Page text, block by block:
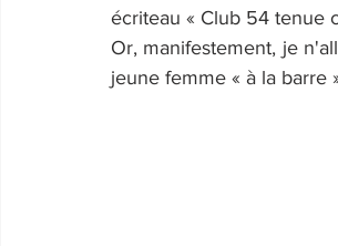
écriteau « Club 54 tenue
Or, manifestement, je
jeune femme « à la barre